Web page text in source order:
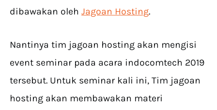
dibawakan oleh Jagoan Hosting.
Nantinya tim jagoan hosting akan mengisi
event seminar pada acara indocomtech 2019
tersebut. Untuk seminar kali ini, Tim jagoan
hosting akan membawakan materi